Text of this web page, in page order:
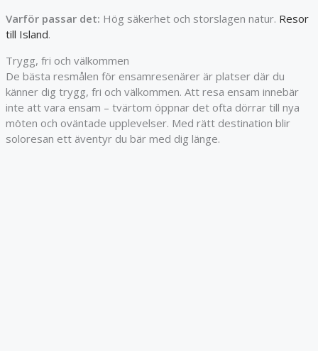
Varför passar det: Hög säkerhet och storslagen natur. Resor
till Island.
Trygg, fri och välkommen
De bästa resmålen för ensamresenärer är platser där du
känner dig trygg, fri och välkommen. Att resa ensam innebär
inte att vara ensam – tvärtom öppnar det ofta dörrar till nya
möten och oväntade upplevelser. Med rätt destination blir
soloresan ett äventyr du bär med dig länge.